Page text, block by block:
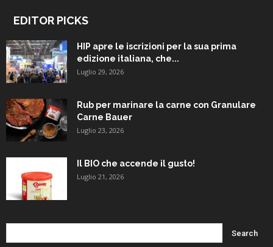
EDITOR PICKS
HIP apre le iscrizioni per la sua prima
edizione italiana, che...
Luglio 29, 2026
Rub per marinare la carne con Granulare
Carne Bauer
Luglio 23, 2026
Il BIO che accende il gusto!
Luglio 21, 2026